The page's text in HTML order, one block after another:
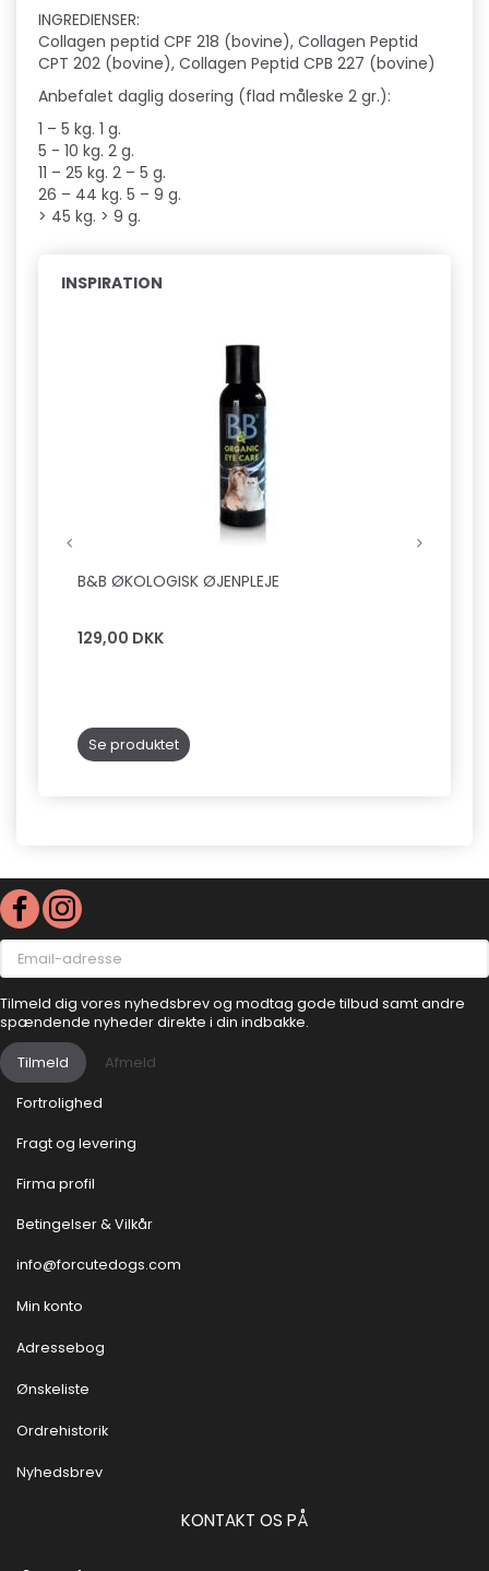
INGREDIENSER:
Collagen peptid CPF 218 (bovine), Collagen Peptid
CPT 202 (bovine), Collagen Peptid CPB 227 (bovine)
Anbefalet daglig dosering (flad måleske 2 gr.):
1 – 5 kg. 1 g.
5 - 10 kg. 2 g.
11 – 25 kg. 2 – 5 g.
26 – 44 kg. 5 – 9 g.
> 45 kg. > 9 g.
INSPIRATION
B&B ØKOLOGISK ØJENPLEJE
129,00 DKK
Se produktet
Email-
adresse
Tilmeld dig vores nyhedsbrev og modtag gode tilbud samt andre
spændende nyheder direkte i din indbakke.
Tilmeld Afmeld
Fortrolighed
Fragt og levering
Firma profil
Betingelser & Vilkår
info@forcutedogs.com
Min konto
Adressebog
Ønskeliste
Ordrehistorik
Nyhedsbrev
KONTAKT OS PÅ